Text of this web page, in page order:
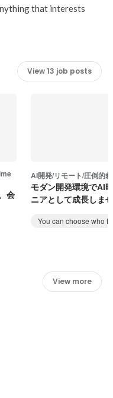
that interests
View 13 job posts
会
AI開発/リモート/圧倒的
モダン開発環境でAI
ニアとして成長しま
You can choose who
View more